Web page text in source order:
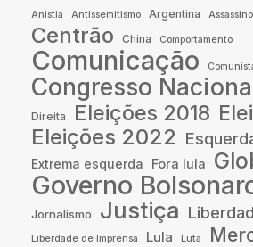
Anistia Antissemitismo Argentina
Centrão China Comportamento
Comunicação
Congresso
Direita Eleições 2018
Eleições 2022
Extrema esquerda Fora lula
Governo
Jornalismo Justiça
Liberdade de Imprensa Lula Luta